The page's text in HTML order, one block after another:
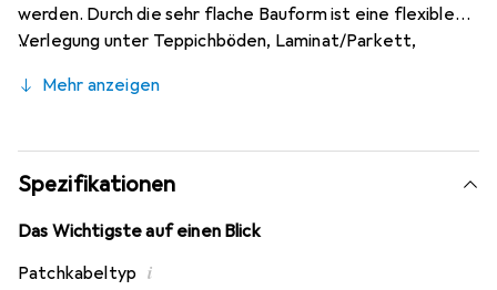
werden. Durch die sehr flache Bauform ist eine flexible
Verlegung unter Teppichböden, Laminat/Parkett,
möglich. Das Netzwerk-Flachkabel lässt sich also leicht
Mehr anzeigen
Spezifikationen
Das Wichtigste auf einen Blick
Patchkabeltyp i